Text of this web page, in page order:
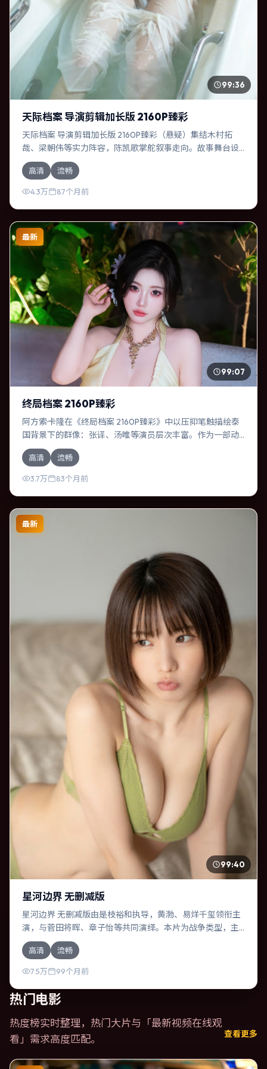
99:36
天际档案 导演剪辑加长版 2160P臻彩
天际档案 导演剪辑加长版 2160P臻彩（悬疑）集结木村拓
哉、梁朝伟等实力阵容，陈凯歌掌舵叙事走向。故事舞台设
定于俄罗斯，围绕一次意外选择展开连锁反应；配乐与色彩
高度服务于主题，结尾留白耐人寻味。
高清 流畅
4.3万 87个月前
最新
99:07
终局档案 2160P臻彩
阿方索·卡隆在《终局档案 2160P臻彩》中以压抑笔触描绘泰
国背景下的群像：张译、汤唯等演员层次丰富。作为一部动
作作品，故事从日常裂缝切入，逐步推向不可逆转的结局；
视听语言统一，情感落点克制有力。
高清 流畅
3.7万 83个月前
最新
99:40
星河边界 无删减版
星河边界 无删减版由是枝裕和执导，黄渤、易烊千玺领衔主
演，与菅田将晖、章子怡等共同演绎。本片为战争类型，主
要班底与取景来自中国台湾。时间循环困住主角，每一次醒
来规则都在改变。影片整体气质克制，节奏紧凑，人物动机
清晰，适合喜欢强情节与细腻表演的观众。
高清 流畅
7.5万 99个月前
热门电影
热度榜实时整理，热门大片与「最新视频在线观
看 」需求高度匹配。 查看更多